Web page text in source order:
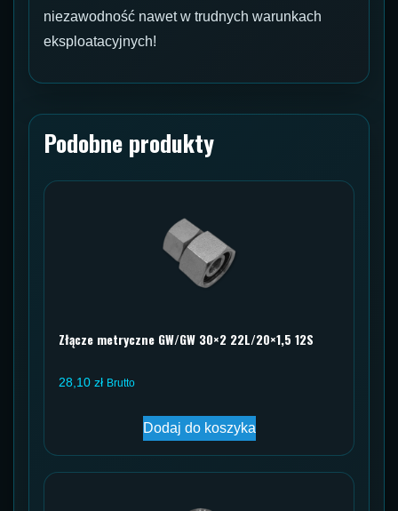
niezawodność nawet w trudnych warunkach
eksploatacyjnych!
Podobne produkty
Złącze metryczne GW/GW 30×2 22L/20×1,5 12S
28,10 zł Brutto
Dodaj do koszyka